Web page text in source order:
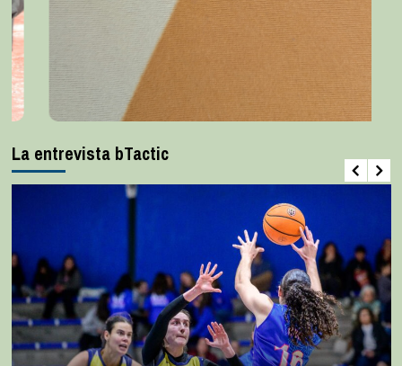
La entrevista bTactic